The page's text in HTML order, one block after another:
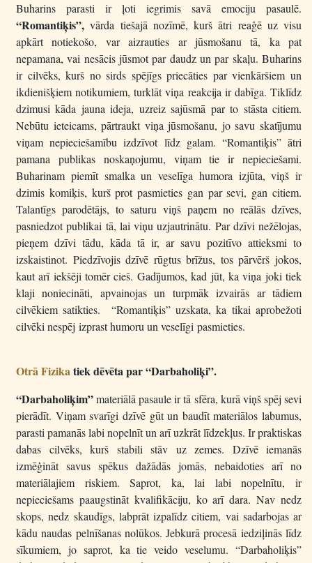
Buharins parasti ir ļoti iegrimis savā emociju pasaulē.
“Romantiķis”, vārda tiešajā nozīmē, kurš ātri reaģē uz visu
apkārt notiekošo, var aizrauties ar jūsmošanu tā, ka pat
nepamana, vai nesācis jūsmot par daudz un par skaļu. Buharins
ir cilvēks, kurš no sirds spējīgs priecāties par vienkāršiem un
ikdienišķiem notikumiem, turklāt viņa reakcija ir dabīga. Tiklīdz
dzimusi kāda jauna ideja, uzreiz sajūsmā par to stāsta citiem.
Nebūtu ieteicams, pārtraukt viņa jūsmošanu, jo savu skatījumu
viņam nepieciešamību izdzīvot līdz galam. “Romantiķis” ātri
pamana publikas noskaņojumu, viņam tie ir nepieciešami.
Buharinam piemīt smalka un veselīga humora izjūta, viņš ir
dzimis komiķis, kurš prot pasmieties gan par sevi, gan citiem.
Talantīgs parodētājs, to saturu viņš paņem no reālās dzīves,
pasniedzot publikai tā, lai viņu uzjautrinātu. Par dzīvi nežēlojas,
pieņem dzīvi tādu, kāda tā ir, ar savu pozitīvo attieksmi to
izskaistinot. Piedzīvojis dzīvē rūgtus brīžus, tos pārvērš jokos,
kaut arī iekšēji tomēr cieš. Gadījumos, kad jūt, ka viņa joki tiek
klaji noniecināti, apvainojas un turpmāk izvairās ar tādiem
cilvēkiem satikties. “Romantiķis” uzskata, ka tikai aprobežoti
cilvēki nespēj izprast humoru un veselīgi pasmieties.
Otrā Fizikatiek dēvēta par “Darbaholiķi”.
“Darbaholiķim”materiālā pasaule ir tā sfēra, kurā viņš spēj sevi
pierādīt. Viņam svarīgi dzīvē gūt un baudīt materiālos labumus,
parasti pamanās labi nopelnīt un arī uzkrāt līdzekļus. Ir praktiskas
dabas cilvēks, kurš stabili stāv uz zemes. Dzīvē iemanās
izmēģināt savus spēkus dažādās jomās, nebaidoties arī no
materiālajiem riskiem. Saprot, ka, lai labi nopelnītu, ir
nepieciešams paaugstināt kvalifikāciju, ko arī dara. Nav nedz
skops, nedz skaudīgs, labprāt izpalīdz citiem, vai sadarbojas ar
kādu naudas pelnīšanas nolūkos. Jebkurā procesā iedziļinās līdz
sīkumiem, jo saprot, ka tie veido veselumu. “Darbaholiķis”